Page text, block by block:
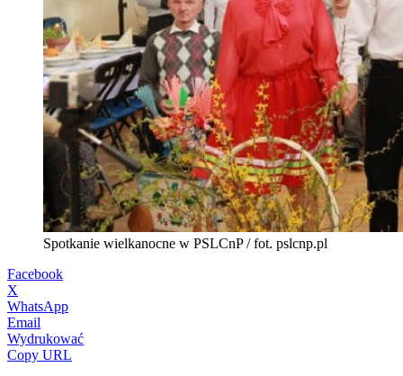
Spotkanie wielkanocne w PSLCnP / fot. pslcnp.pl
Facebook
X
WhatsApp
Email
Wydrukować
Copy URL